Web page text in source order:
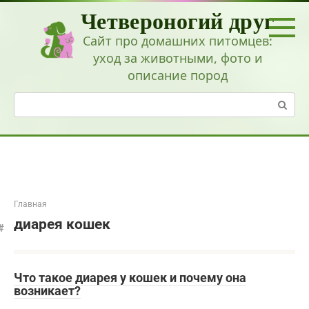
Перейти
Четвероногий друг
Сайт про домашних питомцев:
уход за животными, фото и
описание пород
Поиск:
Главная
диарея кошек
Что такое диарея у кошек и почему она
возникает?